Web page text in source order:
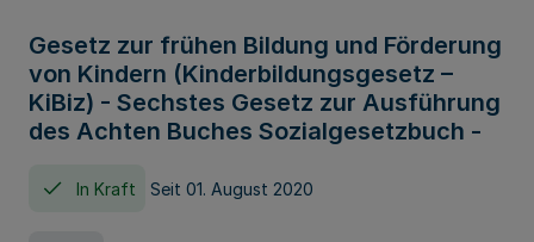
Gesetz zur frühen Bildung und Förderung
von Kindern (Kinderbildungsgesetz –
KiBiz) - Sechstes Gesetz zur Ausführung
des Achten Buches Sozialgesetzbuch -
In Kraft Seit 01. August 2020